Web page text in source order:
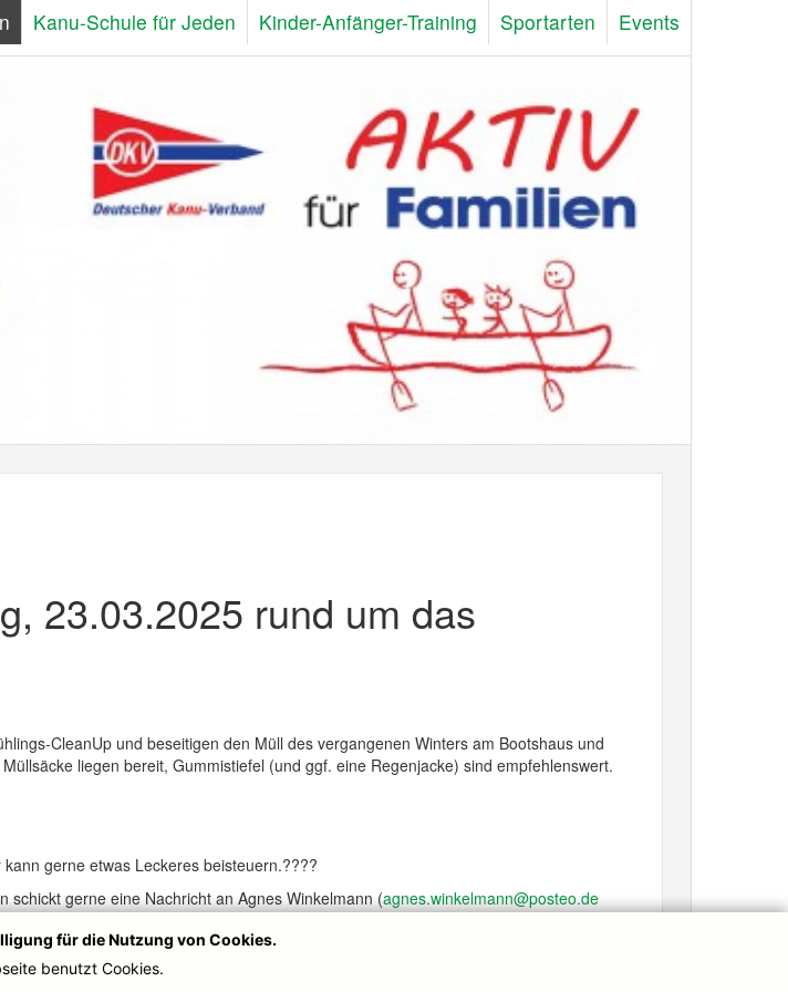
Kanu-Schule für Jeden Kinder-Anfänger-Training Sportarten Events
23.03.2025 rund um das
CleanUp und beseitigen den Müll des vergangenen Winters am Bootshaus und
liegen bereit, Gummistiefel (und ggf. eine Regenjacke) sind empfehlenswert.
gerne etwas Leckeres beisteuern.????
schickt gerne eine Nachricht an Agnes Winkelmann (agnes.winkelmann@posteo.de
für die Nutzung von Cookies.
benutzt Cookies.